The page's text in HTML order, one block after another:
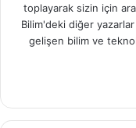
toplayarak sizin için
Bilim'deki diğer
gelişen bilim ve